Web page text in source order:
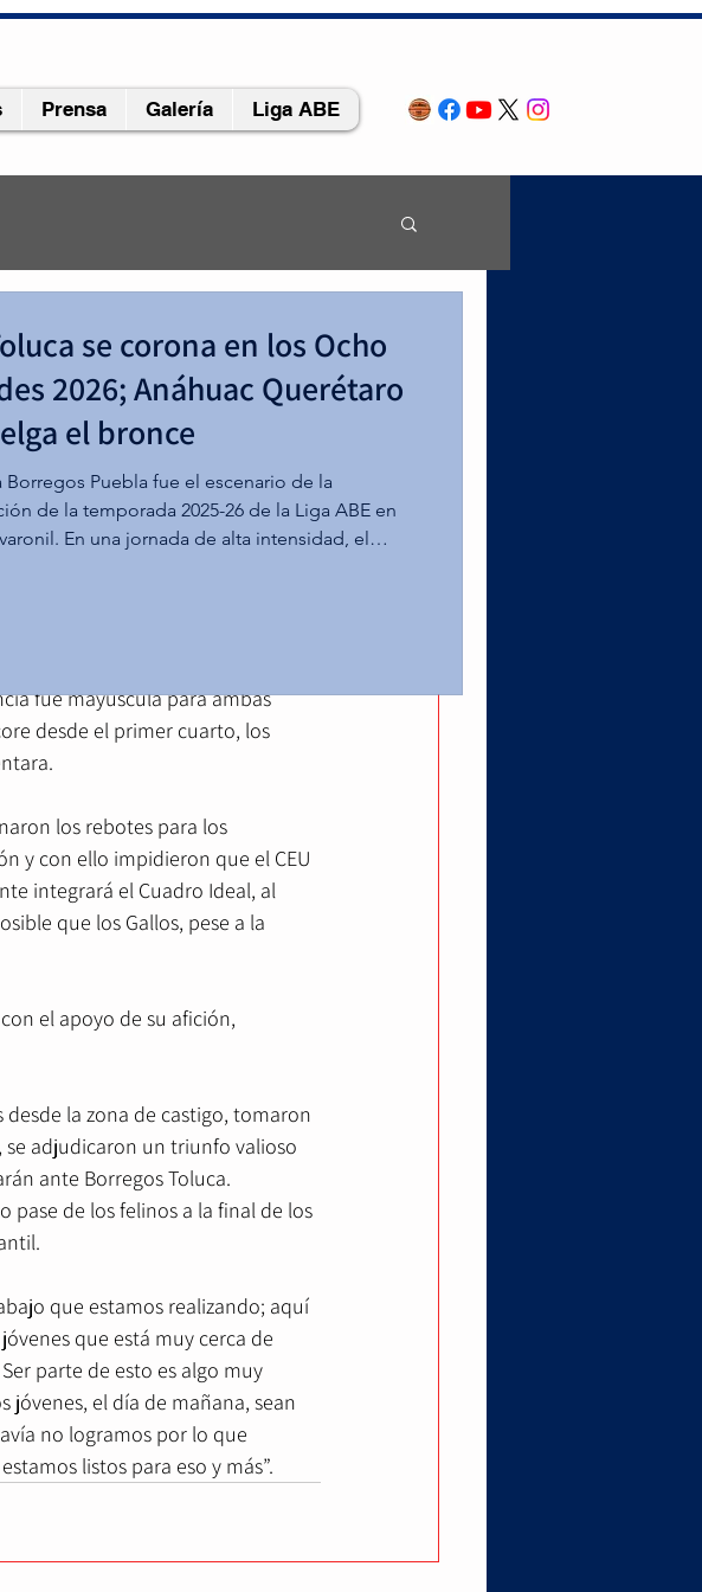
Prensa Galería Liga ABE
pase a
ante los Gallos del Centro de
que los regiomontanos
de Óscar Romero, David
ganaron la semifinal con
Ocho Grandes de la División 1
fue mayúscula para ambas
desde el primer cuarto, los
los rebotes para los
y con ello impidieron que el CEU
integrará el Cuadro Ideal, al
que los Gallos, pese a la
el apoyo de su afición,
desde la zona de castigo, tomaron
se adjudicaron un triunfo valioso
ante Borregos Toluca.
pase de los felinos a la final de los
que estamos realizando; aquí
que está muy cerca de
parte de esto es algo muy
el día de mañana, sean
no logramos por lo que
listos para eso y más”.
se corona en los Ocho
2026; Anáhuac Querétaro
el bronce
Borregos Puebla fue el escenario de la
de la temporada 2025-26 de la Liga ABE en
En una jornada de alta intensidad, el
(68-60) En el duelo estelar por el título na